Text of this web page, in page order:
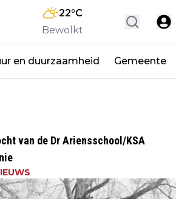
22°C
Bewolkt
en duurzaamheid Gemeente
van de Dr Ariensschool/KSA